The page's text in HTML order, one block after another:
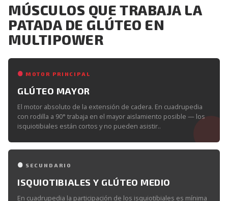
MÚSCULOS QUE TRABAJA LA
PATADA DE GLÚTEO EN
MULTIPOWER
MOTOR PRINCIPAL
GLÚTEO MAYOR
El motor absoluto de la extensión de cadera. En cuadrupedia
con rodilla a 90° trabaja en el mayor aislamiento posible — los
isquiotibiales están cortos y no pueden asistir..
SECUNDARIO
ISQUIOTIBIALES Y GLÚTEO MEDIO
En cuadrupedia la participación de los isquiotibiales es mínima